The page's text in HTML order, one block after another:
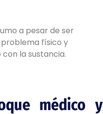
a pesar de ser
físico y
la sustancia.
médico y